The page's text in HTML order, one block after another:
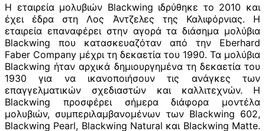
Η εταιρεία μολυβιών Blackwing ιδρύθηκε το 2010 και
έχει έδρα στη Λος Άντζελες της Καλιφόρνιας. Η
εταιρεία επαναφέρει στην αγορά τα διάσημα μολύβια
Blackwing που κατασκευαζόταν από την Eberhard
Faber Company μέχρι τη δεκαετία του 1990. Τα μολύβια
Blackwing ήταν αρχικά δημιουργημένα τη δεκαετία του
1930 για να ικανοποιήσουν τις ανάγκες των
επαγγελματικών σχεδιαστών και καλλιτεχνών. Η
Blackwing προσφέρει σήμερα διάφορα μοντέλα
μολυβιών, συμπεριλαμβανομένων των Blackwing 602,
Blackwing Pearl, Blackwing Natural και Blackwing Matte.